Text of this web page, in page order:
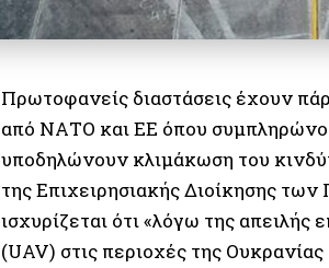
Πρωτοφανείς διαστάσεις έχουν
από ΝΑΤΟ και ΕΕ όπου
υποδηλώνουν κλιμάκωση του
της Επιχειρησιακής Διοίκησης
ισχυρίζεται ότι «λόγω της
(UAV) στις περιοχές της